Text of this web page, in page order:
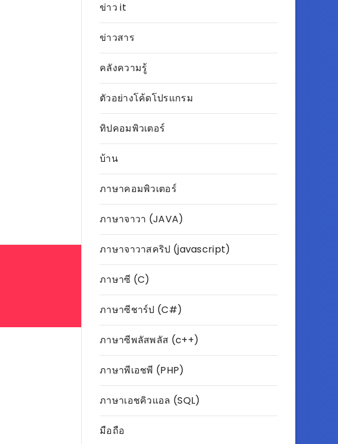
ข่าว it
ข่าวสาร
คลังความรู้
ตัวอย่างโค้ดโปรแกรม
ทิปคอมพิวเตอร์
บ้าน
ภาษาคอมพิวเตอร์
ภาษาจาวา (JAVA)
ภาษาจาวาสคริป (javascript)
ภาษาซี (C)
ภาษาซีชาร์ป (C#)
ภาษาซีพลัสพลัส (c++)
ภาษาพีเอชพี (PHP)
ภาษาเอชคิวแอล (SQL)
มือถือ